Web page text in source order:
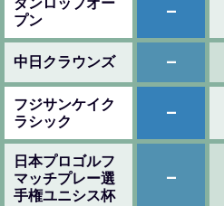
プン
–
中日クラウンズ –
フジサンケイク
ラシック
–
日本プロゴルフ
マッチプレー選
手権ユニシス杯
–